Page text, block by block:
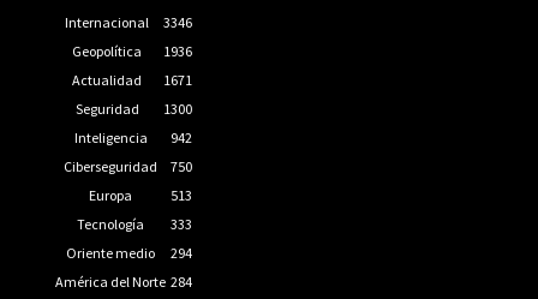
Internacional
3346
Geopolítica
1936
Actualidad
1671
Seguridad
1300
Inteligencia
942
Ciberseguridad
750
Europa
513
Tecnología
333
Oriente medio
294
América del Norte 284